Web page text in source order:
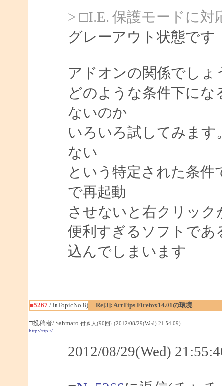
> □I.E. 保護モードに対
グレーアウト状態です
アドオンの関係でしょ
どのような条件下に
ないのか
いろいろ試してみま
ない
という特定された条
で再起動
させないと右クリッ
便利すぎるソフトであ
込んでしまいます
■5267/ inTopicNo.8) Re[3]: ArtTips Firefox14.01の環境
□投稿者/ Sahmaro 付き人(90回)-(2012/08/29(Wed) 21:54:09)
http://ttp://
2012/08/29(Wed)